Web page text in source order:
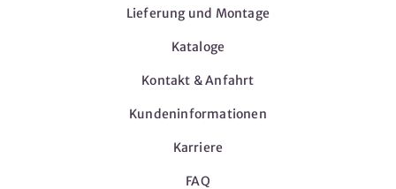
Lieferung und Montage
Kataloge
Kontakt & Anfahrt
Kundeninformationen
Karriere
FAQ